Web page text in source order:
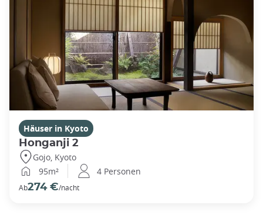
Häuser in Kyoto
Honganji 2
Gojo, Kyoto
95m²
4 Personen
Ab274 €/nacht